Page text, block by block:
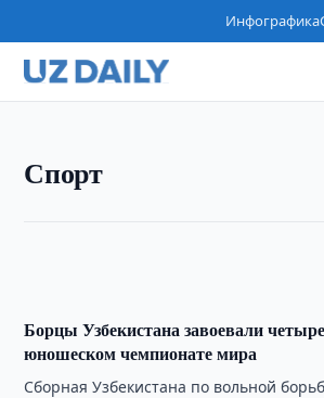
Инфографика
Спорт
Махмуд Мурадов стал чемпионом
полутяжелом весе
Борцы Узбекистана завоевали
юношеском чемпионате мира
Сборная Узбекистана по вольной